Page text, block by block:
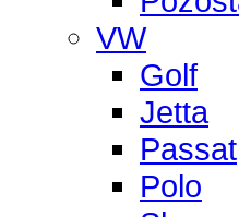
VW
Golf
Jetta
Passat
Polo